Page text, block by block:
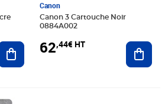
Ajouter au panier
Canon
Canon 3 Cartouche Noir
0884A002
62,44€ HT